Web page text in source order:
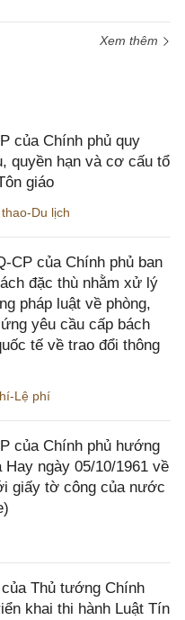
Xem thêm
của Chính phủ quy
quyền hạn và cơ cấu tổ
giáo
Du lịch
CP của Chính phủ ban
đặc thù nhằm xử lý
pháp luật về phòng,
yêu cầu cấp bách
tế về trao đổi thông
Lệ phí
của Chính phủ hướng
ngày 05/10/1961 về
giấy tờ công của nước
Thủ tướng Chính
khai thi hành Luật Tín